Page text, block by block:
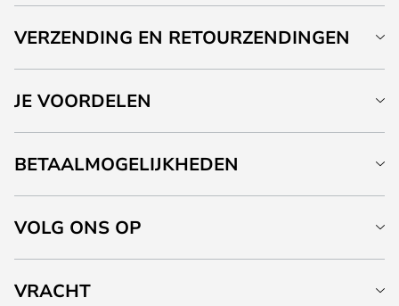
VERZENDING EN RETOURZENDINGEN
JE VOORDELEN
BETAALMOGELIJKHEDEN
VOLG ONS OP
VRACHT